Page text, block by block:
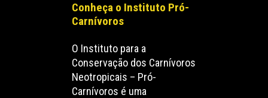
Conheça o Instituto Pró-
Carnívoros
O Instituto para a
Conservação dos Carnívoros
Neotropicais – Pró-
Carnívoros é uma